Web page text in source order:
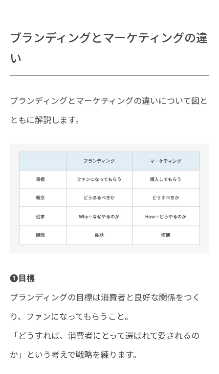
ブランディングとマーケティングの違
い
ブランディングとマーケティングの違いについて図と
ともに解説します。
❶目標
ブランディングの目標は消費者と良好な関係をつく
り、ファンになってもらうこと。
「どうすれば、消費者にとって選ばれて愛されるの
か」という考えで戦略を練ります。